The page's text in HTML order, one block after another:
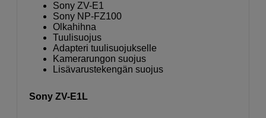
Sony ZV-E1
Sony NP-FZ100
Olkahihna
Tuulisuojus
Adapteri tuulisuojukselle
Kamerarungon suojus
Lisävarustekengän suojus
Sony ZV-E1L